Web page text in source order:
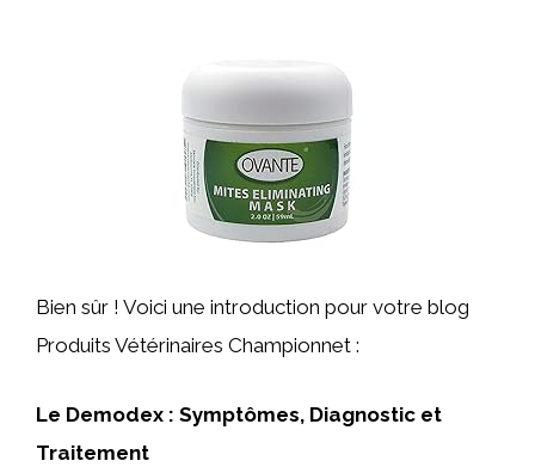
Bien sûr ! Voici une introduction pour votre blog
Produits Vétérinaires Championnet :
Le Demodex : Symptômes, Diagnostic et
Traitement